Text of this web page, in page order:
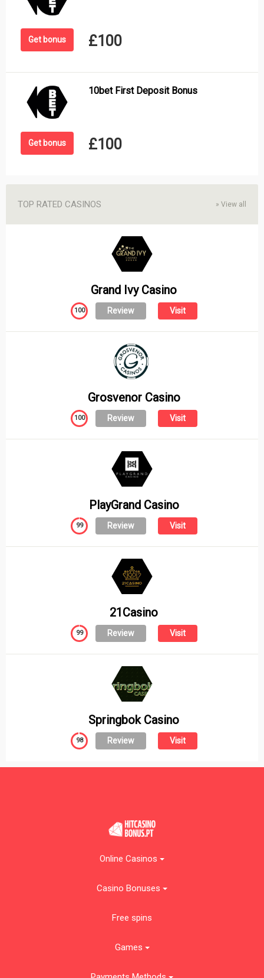
Get bonus £100
Get bonus
10bet First Deposit Bonus
£100
» View all
TOP RATED CASINOS
Grand Ivy Casino
Visit
Review
100
Grosvenor Casino
Visit
Review
100
PlayGrand Casino
Visit
Review
99
21Casino
Visit
Review
99
Springbok Casino
Visit
Review
98
Online Casinos
Casino Bonuses
Free spins
Games